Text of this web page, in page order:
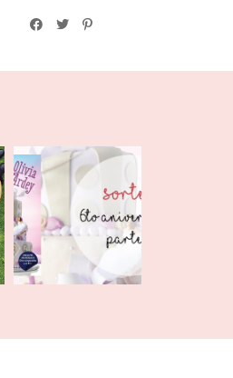
Resultado sorteo
PIII-VI ¡Fin!